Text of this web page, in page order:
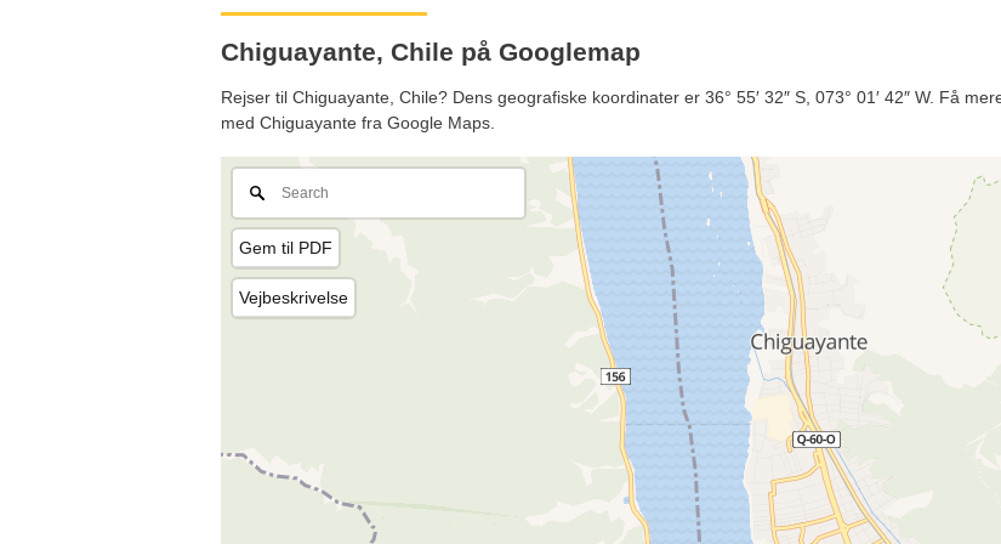
Chiguayante, Chile på Googlemap
Rejser til Chiguayante, Chile? Dens geografiske koordinater er 36° 55′ 32″ S, 073° 01′ 42″ W. Få
med Chiguayante fra Google Maps.
Gem til PDF
Vejbeskrivelse